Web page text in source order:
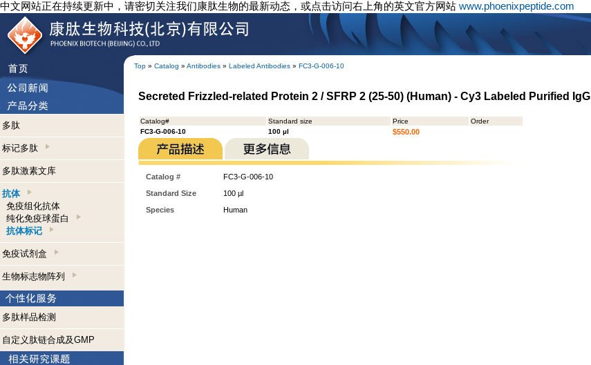
中文网站正在持续更新中，请密切关注我们康肽生物的最新动态，或点击访问右上角的英文官方网站 www.phoenixpeptide.com
Top » Catalog » Antibodies » Labeled Antibodies » FC3-G-006-10
多肽
标记多肽
多肽激素文库
抗体
免疫组化抗体
纯化免疫球蛋白
抗体标记
免疫试剂盒
生物标志物阵列
多肽样品检测
自定义肽链合成及GMP
Secreted Frizzled-related Protein 2 / SFRP 2 (25-50) (Human) - Cy3 Labeled Purified IgG
Catalog# Standard size Price
Order
FC3-G-006-10
100 µl $550.00
Catalog #
FC3-G-006-10
Standard Size
100 µl
Species
Human